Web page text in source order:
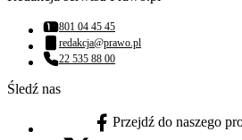
Numer telefonu:
801 04 45 45
Adres email:
redakcja@prawo.pl
Numer telefonu:
22 535 88 00
Śledź nas
facebook - otwiera się w nowej
Przejdź do naszego